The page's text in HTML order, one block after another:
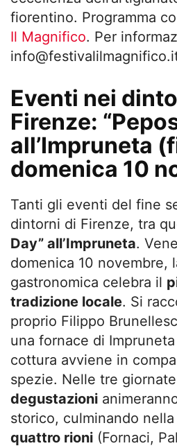
fiorentino. Programma
Il Magnifico. Per
Eventi nei
Firenze:
all’Impruneta
domenica 10
Tanti gli eventi del fine
dintorni di Firenze, tra
Day” all’Impruneta.
domenica 10 novembre,
gastronomica celebra il
tradizione locale. Si
proprio Filippo
una fornace di
cottura avviene in
spezie. Nelle tre giornate
degustazioni
storico, culminando nella
quattro rioni (Fornaci,